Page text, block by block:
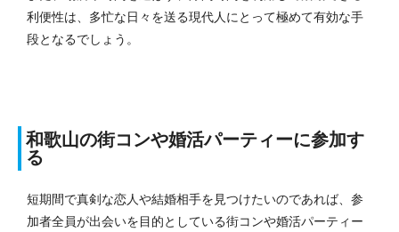
利便性は、多忙な日々を送る現代人にとって極めて有効な手
段となるでしょう。
和歌山の街コンや婚活パーティーに参加す
る
短期間で真剣な恋人や結婚相手を見つけたいのであれば、参
加者全員が出会いを目的としている街コンや婚活パーティー